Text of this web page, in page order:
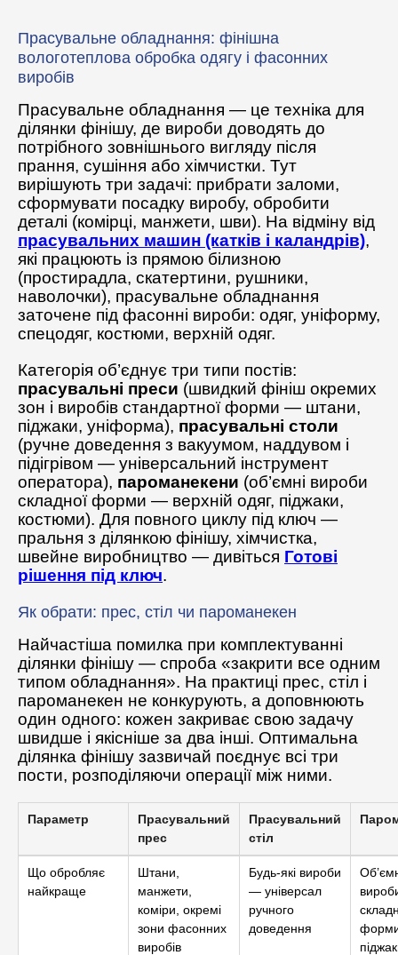
Прасувальне обладнання: фінішна
вологотеплова обробка одягу і фасонних
виробів
Прасувальне обладнання — це техніка для
ділянки фінішу, де вироби доводять до
потрібного зовнішнього вигляду після
прання, сушіння або хімчистки. Тут
вирішують три задачі: прибрати заломи,
сформувати посадку виробу, обробити
деталі (комірці, манжети, шви). На відміну від
прасувальних машин (катків і каландрів),
які працюють із прямою білизною
(простирадла, скатертини, рушники,
наволочки), прасувальне обладнання
заточене під фасонні вироби: одяг, уніформу,
спецодяг, костюми, верхній одяг.
Категорія об’єднує три типи постів:
прасувальні преси (швидкий фініш окремих
зон і виробів стандартної форми — штани,
піджаки, уніформа), прасувальні столи
(ручне доведення з вакуумом, наддувом і
підігрівом — універсальний інструмент
оператора), пароманекени (об’ємні вироби
складної форми — верхній одяг, піджаки,
костюми). Для повного циклу під ключ —
пральня з ділянкою фінішу, хімчистка,
швейне виробництво — дивіться Готові
рішення під ключ.
Як обрати: прес, стіл чи пароманекен
Найчастіша помилка при комплектуванні
ділянки фінішу — спроба «закрити все одним
типом обладнання». На практиці прес, стіл і
пароманекен не конкурують, а доповнюють
один одного: кожен закриває свою задачу
швидше і якісніше за два інші. Оптимальна
ділянка фінішу зазвичай поєднує всі три
пости, розподіляючи операції між ними.
Параметр
Прасувальний
прес
Прасувальний
стіл
Що обробляє
найкраще
Штани,
манжети,
коміри, окремі
зони фасонних
виробів
Будь-які вироби
— універсал
ручного
доведення